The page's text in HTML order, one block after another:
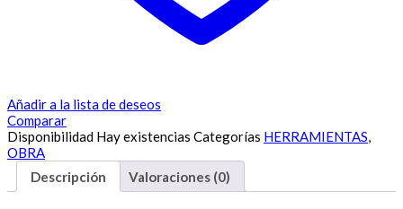
Añadir a la lista de deseos
Comparar
Disponibilidad Hay existencias Categorías HERRAMIENTAS,
OBRA
Descripción
Valoraciones (0)